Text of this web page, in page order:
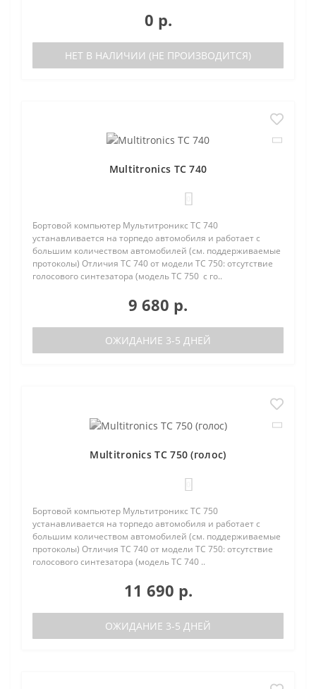
0 р.
НЕТ В НАЛИЧИИ (НЕ ПРОИЗВОДИТСЯ)
Multitronics TC 740
Бортовой компьютер Мультитроникс TC 740
устанавливается на торпедо автомобиля и работает с
большим количеством автомобилей (см. поддерживаемые
протоколы) Отличия TC 740 от модели TC 750: отсутствие
голосового синтезатора (модель TC 750 с го..
9 680 р.
ОЖИДАНИЕ 3-5 ДНЕЙ
Multitronics TC 750 (голос)
Бортовой компьютер Мультитроникс TC 750
устанавливается на торпедо автомобиля и работает с
большим количеством автомобилей (см. поддерживаемые
протоколы) Отличия TC 740 от модели TC 750: отсутствие
голосового синтезатора (модель TC 740 ..
11 690 р.
ОЖИДАНИЕ 3-5 ДНЕЙ